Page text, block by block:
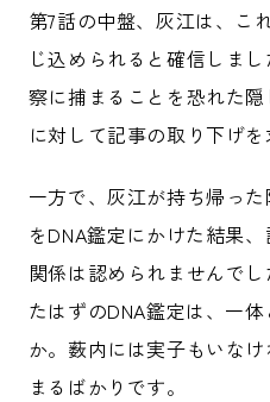
第7話の中盤、灰江は、こ
じ込められると確信しま
察に捕まることを恐れた
に対して記事の取り下げを
一方で、灰江が持ち帰っ
をDNA鑑定にかけた結果
関係は認められませんで
たはずのDNA鑑定は、一
か。薮内には実子もいな
まるばかりです。